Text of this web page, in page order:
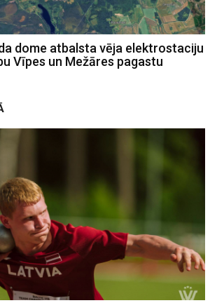
dome atbalsta vēja elektrostaciju
Vīpes un Mežāres pagastu